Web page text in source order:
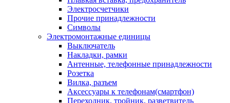
Электросчетчики
Прочие принадлежности
Символы
Электромонтажные единицы
Выключатель
Накладки, рамки
Антенные, телефонные принадлежности
Розетка
Вилка, разъем
Аксессуары к телефонам(смартфон)
Переходник, тройник, разветвитель